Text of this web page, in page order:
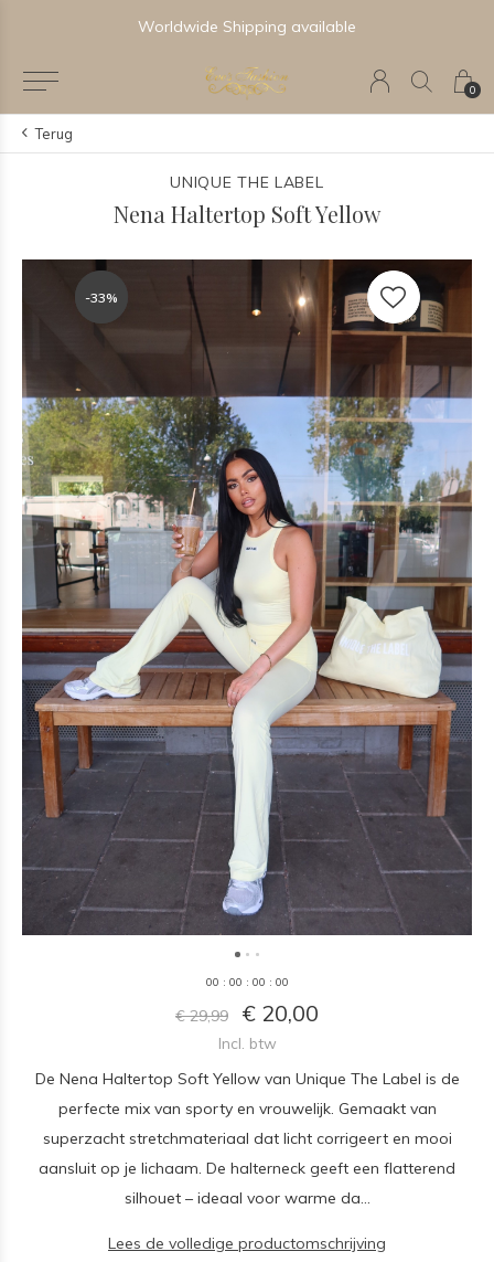
0
Worldwide Shipping available
Terug
UNIQUE THE LABEL
Nena Haltertop Soft Yellow
-33%
-33%
00 : 00 : 00 : 00
€ 29,99 € 20,00
Incl. btw
De Nena Haltertop Soft Yellow van Unique The Label is de
perfecte mix van sporty en vrouwelijk. Gemaakt van
superzacht stretchmateriaal dat licht corrigeert en mooi
aansluit op je lichaam. De halterneck geeft een flatterend
silhouet – ideaal voor warme da...
Lees de volledige productomschrijving